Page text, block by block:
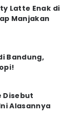
Latte Enak di
Manjakan
Bandung,
Disebut
Alasannya